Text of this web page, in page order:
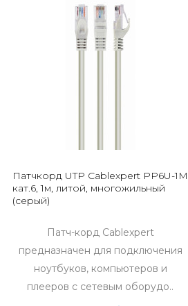
Патчкорд UTP Cablexpert PP6U-1M
кат.6, 1м, литой, многожильный
(серый)
Патч-корд Cablexpert
предназначен для подключения
ноутбуков, компьютеров и
плееров с сетевым оборудо..